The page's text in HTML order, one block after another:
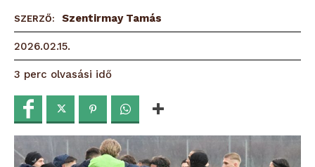
SZERZŐ: Szentirmay Tamás
2026.02.15.
3 perc olvasási idő